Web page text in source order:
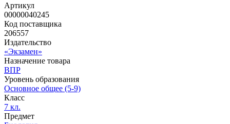
Артикул
00000040245
Код поставщика
206557
Издательство
«Экзамен»
Назначение товара
ВПР
Уровень образования
Основное общее (5-9)
Класс
7 кл.
Предмет